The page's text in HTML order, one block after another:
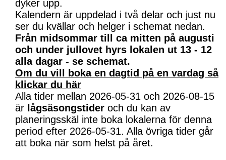
dyker upp.
Kalendern är uppdelad i två delar och just nu
ser du kvällar och helger i schemat nedan.
Från midsommar till ca mitten på augusti
och under jullovet hyrs lokalen ut 13 - 12
alla dagar - se schemat.
Om du vill boka en dagtid på en vardag så
klickar du här
Alla tider mellan 2026-05-31 och 2026-08-15
är lågsäsongstider och du kan av
planeringsskäl inte boka lokalerna för denna
period efter 2026-05-31. Alla övriga tider går
att boka när som helst på året.